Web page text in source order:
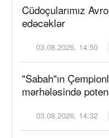
Cüdoçularımız
edəcəklər
03.08.2026, 14:50
"Sabah"ın
mərhələsində
03.08.2026, 14:32